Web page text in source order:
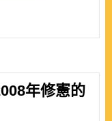
年修憲的